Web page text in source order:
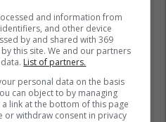
and information from
and other device
by and shared with 369
this site. We and our partners
List of partners.
personal data on the basis
can object to by managing
link at the bottom of this page
or withdraw consent in privacy